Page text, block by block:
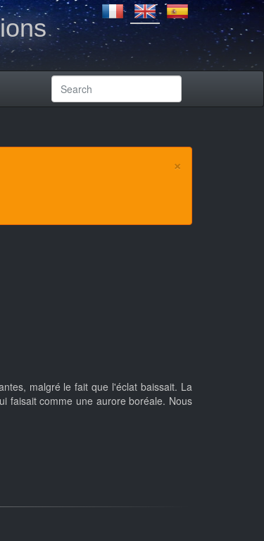
×
malgré le fait que l'éclat baissait. La
faisait comme une aurore boréale. Nous